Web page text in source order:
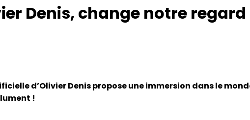
Denis, change notre regard
d’Olivier Denis propose une immersion dans le
!